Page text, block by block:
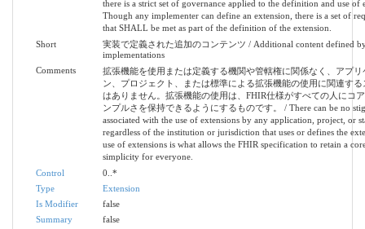
there is a strict set of governance applied to the definition and use of
Though any implementer can define an extension, there is a set of
that SHALL be met as part of the definition of the extension.
Short
実装で定義された追加のコンテンツ / Additional content defined
implementations
Comments
拡張機能を使用または定義する機関や管轄権に関係なく、アプリ
ン、プロジェクト、または標準による拡張機能の使用に関連する
はありません。拡張機能の使用は、FHIR仕様がすべての人にコ
ンプルさを保持できるようにするものです。 / There can be no
associated with the use of extensions by any application, project, or
regardless of the institution or jurisdiction that uses or defines the
use of extensions is what allows the FHIR specification to retain a
simplicity for everyone.
Control
0..*
Type
Extension
Is Modifier
false
Summary
false